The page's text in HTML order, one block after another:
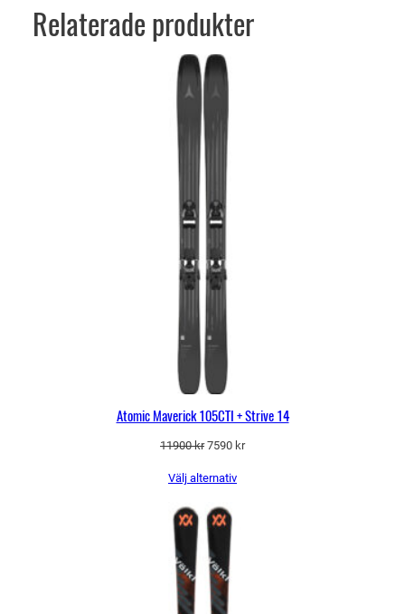
Relaterade produkter
Atomic Maverick 105CTI + Strive 14
11900kr Det
priset
11900 kr.
7590 krDet
Välj alternativ